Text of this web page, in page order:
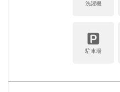
洗濯機
駐車場